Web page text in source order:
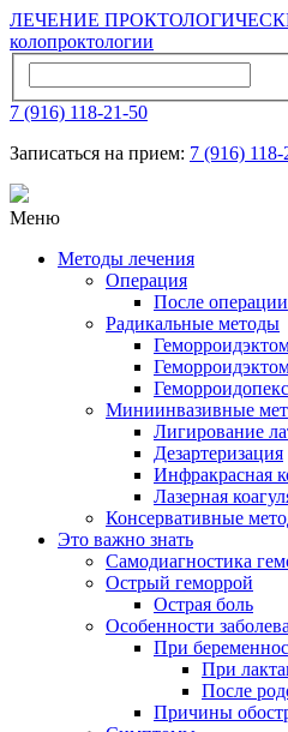
ЛЕЧЕНИЕ
колопроктологии
7 (916) 118-21-50
Записаться на прием: 7 (916) 118-
Меню
Методы лечения
Операция
После операции
Радикальные методы
Миниинвазивные
Лигирование
Дезартеризация
Инфракрасная
Лазерная
Консервативные
Это важно знать
Самодиагностика
Острый геморрой
Острая боль
Особенности
При
При
После
Причины